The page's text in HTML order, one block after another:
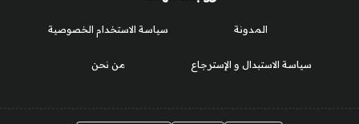
المدونة
سياسة الاستبدال و الإسترجاع
سياسة الاستخدام الخصوصية
من نحن